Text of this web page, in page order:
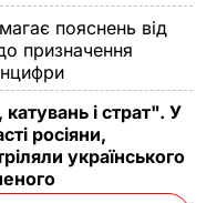
пояснень від
призначення
і страт". У
росіяни,
українського